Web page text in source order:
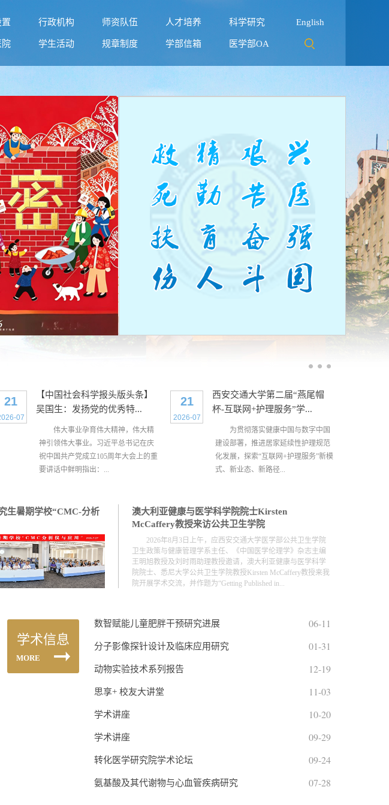
置 行政机构 师资队伍 人才培养 科学研究
院 学生活动 规章制度 学部信箱 医学部OA
English
21
07
【中国社会科学报头版头条】
吴国生：发扬党的优秀特...
‍ 伟大事业孕育伟大精神，伟大精
神引领伟大事业。习近平总书记在庆
祝中国共产党成立105周年大会上的重
要讲话中鲜明指出：...
21
2026-07
西安交通大学第二届“燕尾帽
杯-互联网+护理服务”学...
为贯彻落实健康中国与数字中国
建设部署，推进居家延续性护理规范
化发展，探索“互联网+护理服务”新模
式、新业态、新路径...
生暑期学校“CMC-分析
澳大利亚健康与医学科学院院士Kirsten
McCaffery教授来访公共卫生学院
​ 2026年8月3日上午，应西安交通大学医学部公共卫生学院
卫生政策与健康管理学系主任、《中国医学伦理学》杂志主编
王明旭教授及刘时雨助理教授邀请，澳大利亚健康与医学科学
院院士、悉尼大学公共卫生学院教授Kirsten McCaffery教授来我
院开展学术交流，并作题为“Getting Published in...
学术信息
MORE
06-11
数智赋能儿童肥胖干预研究进展
01-31
分子影像探针设计及临床应用研究
12-19
动物实验技术系列报告
11-03
思享+ 校友大讲堂
10-20
学术讲座
09-29
学术讲座
09-24
转化医学研究院学术论坛
07-28
氨基酸及其代谢物与心血管疾病研究